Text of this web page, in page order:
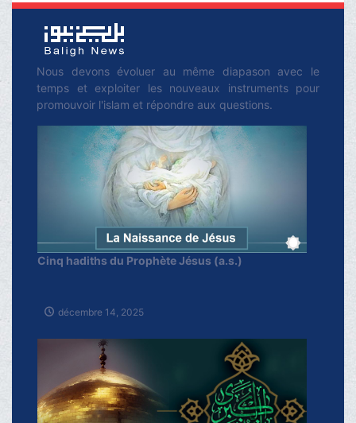
Nous devons évoluer au même diapason avec le
temps et exploiter les nouveaux instruments pour
promouvoir l'islam et répondre aux questions.
Cinq hadiths du Prophète Jésus (a.s.)
décembre 14, 2025